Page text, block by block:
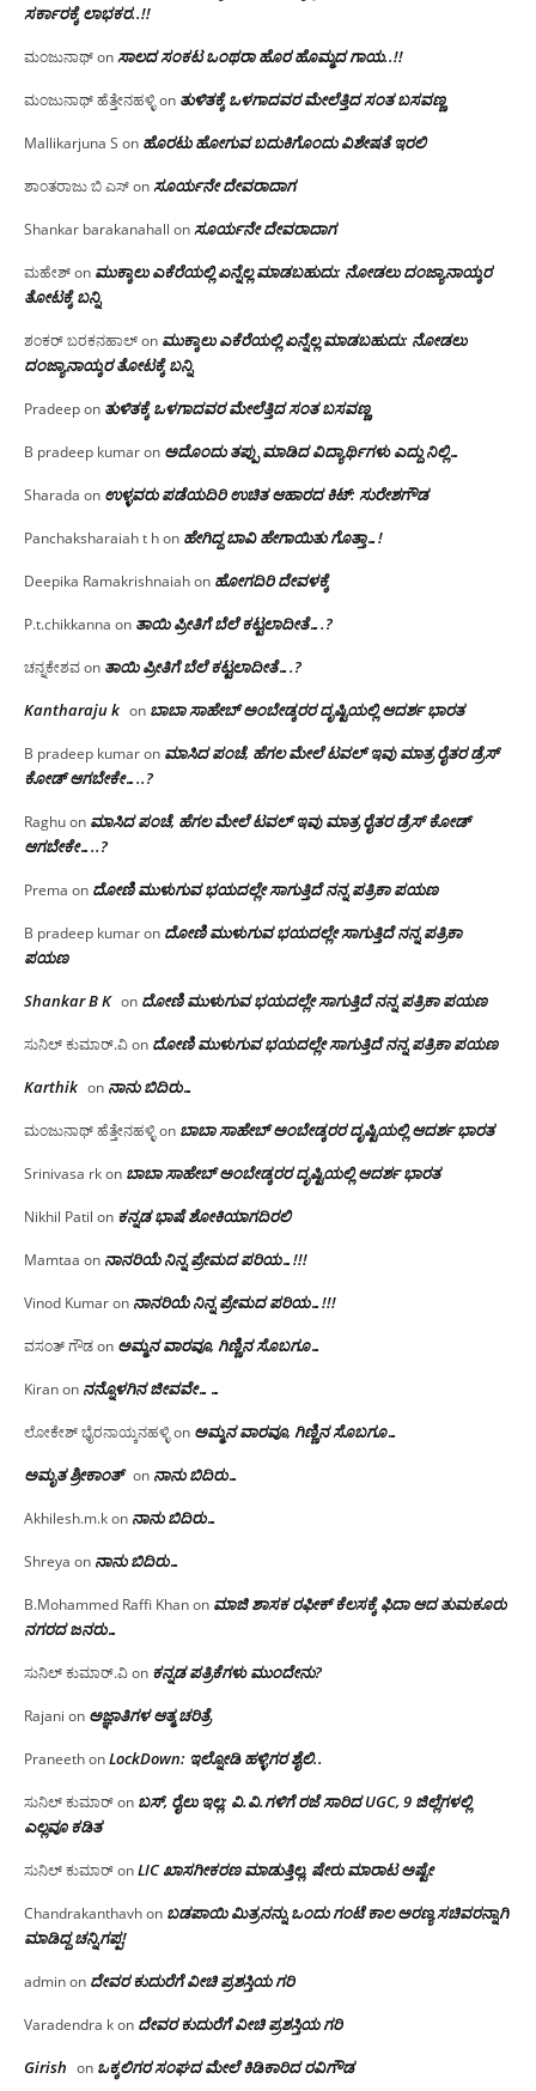
ಸರ್ಕಾರಕ್ಕೆ ಲಾಭಕರ..!!
ಮಂಜುನಾಥ್onಸಾಲದ ಸಂಕಟ ಒಂಥರಾ ಹೊರ ಹೊಮ್ಮದ ಗಾಯ..!!
ಮಂಜುನಾಥ್ ಹೆತ್ತೇನಹಳ್ಳಿon ತುಳಿತಕ್ಕೆ ಒಳಗಾದವರ ಮೇಲೆತ್ತಿದ ಸಂತ ಬಸವಣ್ಣ
Mallikarjuna S on ಹೊರಟು ಹೋಗುವ ಬದುಕಿಗೊಂದು ವಿಶೇಷತೆ ಇರಲಿ
ಶಾಂತರಾಜು ಬಿ ಎಸ್onಸೂರ್ಯನೇ ದೇವರಾದಾಗ
Shankar barakanahall onಸೂರ್ಯನೇ ದೇವರಾದಾಗ
ಮಹೇಶ್on ಮುಕ್ಕಾಲು ಎಕೆರೆಯಲ್ಲಿ ಏನ್ನೆಲ್ಲ‌ ಮಾಡಬಹುದು: ನೋಡಲು ದಂಜ್ಯಾನಾಯ್ಕರ
ತೋಟಕ್ಕೆ ಬನ್ನಿ
ಶಂಕರ್ ಬರಕನಹಾಲ್on ಮುಕ್ಕಾಲು ಎಕೆರೆಯಲ್ಲಿ ಏನ್ನೆಲ್ಲ‌ ಮಾಡಬಹುದು: ನೋಡಲು
ದಂಜ್ಯಾನಾಯ್ಕರ ತೋಟಕ್ಕೆ ಬನ್ನಿ
Pradeepon ತುಳಿತಕ್ಕೆ ಒಳಗಾದವರ ಮೇಲೆತ್ತಿದ ಸಂತ ಬಸವಣ್ಣ
B pradeep kumaron ಅದೊಂದು ತಪ್ಪು ಮಾಡಿದ ವಿದ್ಯಾರ್ಥಿಗಳು ಎದ್ದು ನಿಲ್ಲಿ…
Sharada on ಉಳ್ಳವರು ಪಡೆಯದಿರಿ ಉಚಿತ ಆಹಾರದ ಕಿಟ್: ಸುರೇಶಗೌಡ
Panchaksharaiah t hon ಹೇಗಿದ್ದ ಬಾವಿ ಹೇಗಾಯಿತು ಗೊತ್ತಾ…!
Deepika Ramakrishnaiahon ಹೋಗದಿರಿ ದೇವಳಕ್ಕೆ
P.t.chikkanna on ತಾಯಿ ಪ್ರೀತಿಗೆ ಬೆಲೆ ಕಟ್ಟಲಾದೀತೆ….?
ಚನ್ನಕೇಶವon ತಾಯಿ ಪ್ರೀತಿಗೆ ಬೆಲೆ ಕಟ್ಟಲಾದೀತೆ….?
Kantharaju k on ಬಾಬಾ ಸಾಹೇಬ್ ಅಂಬೇಡ್ಕರರ ದೃಷ್ಟಿಯಲ್ಲಿ ಆದರ್ಶ ಭಾರತ
B pradeep kumaron ಮಾಸಿದ ಪಂಚೆ, ಹೆಗಲ ಮೇಲೆ ಟವಲ್‌ ಇವು ಮಾತ್ರ ರೈತರ ಡ್ರೆಸ್‌
ಕೋಡ್ ಆಗಬೇಕೇ…..?‌
Raghuon ಮಾಸಿದ ಪಂಚೆ, ಹೆಗಲ ಮೇಲೆ ಟವಲ್‌ ಇವು ಮಾತ್ರ ರೈತರ ಡ್ರೆಸ್‌ ಕೋಡ್
ಆಗಬೇಕೇ…..?‌
Prema on ದೋಣಿ ಮುಳುಗುವ ಭಯದಲ್ಲೇ ಸಾಗುತ್ತಿದೆ ನನ್ನ ಪತ್ರಿಕಾ ಪಯಣ
B pradeep kumaron ದೋಣಿ ಮುಳುಗುವ ಭಯದಲ್ಲೇ ಸಾಗುತ್ತಿದೆ ನನ್ನ ಪತ್ರಿಕಾ
ಪಯಣ
Shankar B K on ದೋಣಿ ಮುಳುಗುವ ಭಯದಲ್ಲೇ ಸಾಗುತ್ತಿದೆ ನನ್ನ ಪತ್ರಿಕಾ ಪಯಣ
ಸುನಿಲ್ ಕುಮಾರ್.ವಿon ದೋಣಿ ಮುಳುಗುವ ಭಯದಲ್ಲೇ ಸಾಗುತ್ತಿದೆ ನನ್ನ ಪತ್ರಿಕಾ ಪಯಣ
Karthik on ನಾನು ಬಿದಿರು…
ಮಂಜುನಾಥ್ ಹೆತ್ತೇನಹಳ್ಳಿon ಬಾಬಾ ಸಾಹೇಬ್ ಅಂಬೇಡ್ಕರರ ದೃಷ್ಟಿಯಲ್ಲಿ ಆದರ್ಶ ಭಾರತ
Srinivasa rkon ಬಾಬಾ ಸಾಹೇಬ್ ಅಂಬೇಡ್ಕರರ ದೃಷ್ಟಿಯಲ್ಲಿ ಆದರ್ಶ ಭಾರತ
Nikhil Patil on ಕನ್ನಡ ಭಾಷೆ ಶೋಕಿಯಾಗದಿರಲಿ
Mamtaa on ನಾನರಿಯೆ ನಿನ್ನ ಪ್ರೇಮದ ಪರಿಯ…!!!
Vinod Kumaron ನಾನರಿಯೆ ನಿನ್ನ ಪ್ರೇಮದ ಪರಿಯ…!!!
ವಸಂತ್ ಗೌಡon ಅಮ್ಮನ ವಾರವೂ, ಗಿಣ್ಣಿನ ಸೊಬಗೂ…
Kiranon ನನ್ನೊಳಗಿನ ಜೀವವೇ……
ಲೋಕೇಶ್ ಭೈರನಾಯ್ಕನಹಳ್ಳಿon ಅಮ್ಮನ ವಾರವೂ, ಗಿಣ್ಣಿನ ಸೊಬಗೂ…
ಅಮೃತ ಶ್ರೀಕಾಂತ್ on ನಾನು ಬಿದಿರು…
Akhilesh.m.kon ನಾನು ಬಿದಿರು…
Shreya on ನಾನು ಬಿದಿರು…
B.Mohammed Raffi Khanon ಮಾಜಿ ಶಾಸಕ ರಫೀಕ್ ಕೆಲಸಕ್ಕೆ ಫಿದಾ ಆದ ತುಮಕೂರು
ನಗರದ ಜನರು…
ಸುನಿಲ್ ಕುಮಾರ್.ವಿon ಕನ್ನಡ ಪತ್ರಿಕೆಗಳು ಮುಂದೇನು?
Rajani on ಅಜ್ಞಾತಿಗಳ ಆತ್ಮ ಚರಿತ್ರೆ
PraneethonLockDown: ಇಲ್ನೋಡಿ ಹಳ್ಳಿಗರ ಶೈಲಿ..
ಸುನಿಲ್ ಕುಮಾರ್on ಬಸ್, ರೈಲು ಇಲ್ಲ; ವಿ.ವಿ.ಗಳಿಗೆ ರಜೆ ಸಾರಿದ UGC, 9 ಜಿಲ್ಲೆಗಳಲ್ಲಿ
ಎಲ್ಲವೂ ಕಡಿತ
ಸುನಿಲ್ ಕುಮಾರ್onLIC ಖಾಸಗೀಕರಣ ಮಾಡುತ್ತಿಲ್ಲ, ಷೇರು ಮಾರಾಟ ಅಷ್ಟೇ
Chandrakanthavhon ಬಡಪಾಯಿ ಮಿತ್ರನನ್ನು ಒಂದು ಗಂಟೆ ಕಾಲ ಅರಣ್ಯ ಸಚಿವರನ್ನಾಗಿ
ಮಾಡಿದ್ದ ಚನ್ನಿಗಪ್ಪ!
adminon ದೇವರ ಕುದುರೆಗೆ ವೀಚಿ ಪ್ರಶಸ್ತಿಯ ಗರಿ
Varadendra kon ದೇವರ ಕುದುರೆಗೆ ವೀಚಿ ಪ್ರಶಸ್ತಿಯ ಗರಿ
Girish on ಒಕ್ಕಲಿಗರ ಸಂಘದ ಮೇಲೆ ಕಿಡಿಕಾರಿದ ರವಿಗೌಡ